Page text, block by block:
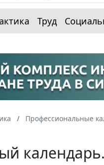
Труд
Профессиональные